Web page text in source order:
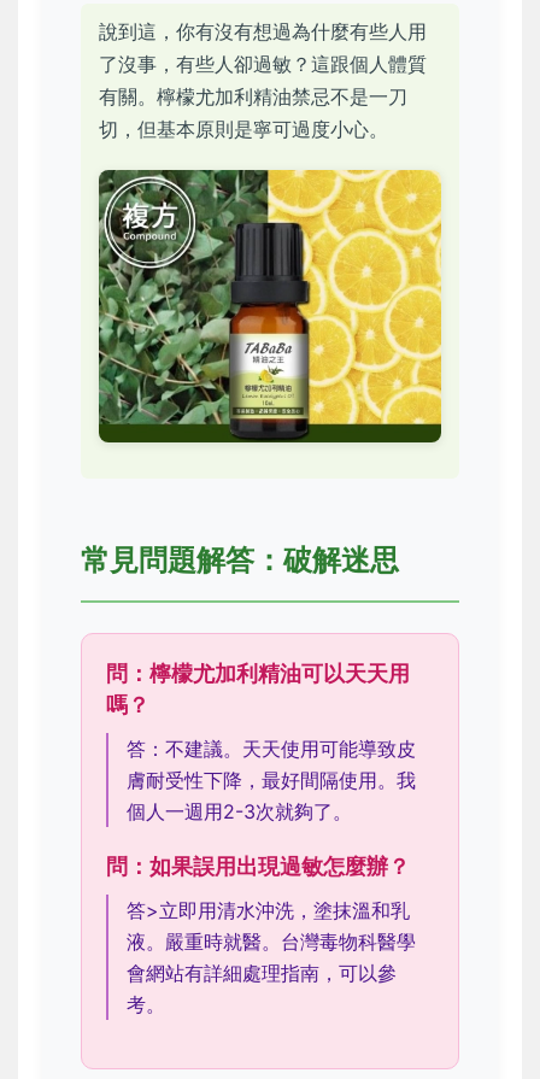
說到這，你有沒有想過為什麼有些人用
了沒事，有些人卻過敏？這跟個人體質
有關。檸檬尤加利精油禁忌不是一刀
切，但基本原則是寧可過度小心。
常見問題解答：破解迷思
問：檸檬尤加利精油可以天天用
嗎？
答：不建議。天天使用可能導致皮
膚耐受性下降，最好間隔使用。我
個人一週用2-3次就夠了。
問：如果誤用出現過敏怎麼辦？
答>立即用清水沖洗，塗抹溫和乳
液。嚴重時就醫。台灣毒物科醫學
會網站有詳細處理指南，可以參
考。